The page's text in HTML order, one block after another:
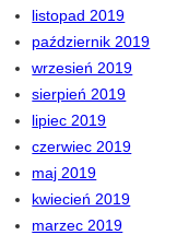
listopad 2019
październik 2019
wrzesień 2019
sierpień 2019
lipiec 2019
czerwiec 2019
maj 2019
kwiecień 2019
marzec 2019